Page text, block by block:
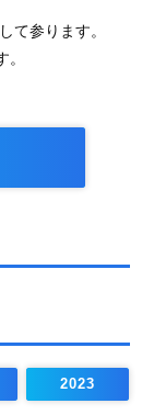
て参ります。
2023